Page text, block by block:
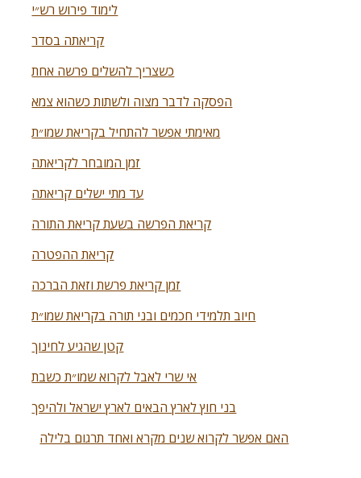
לימוד פירוש רש״י
קריאתה בסדר
כשצריך להשלים פרשה אחת
הפסקה לדבר מצוה ולשתות כשהוא צמא
מאימתי אפשר להתחיל בקריאת שמו״ת
זמן המובחר לקריאתה
עד מתי ישלים קריאתה
קריאת הפרשה בשעת קריאת התורה
קריאת ההפטרה
זמן קריאת פרשת וזאת הברכה
חיוב תלמידי חכמים ובני תורה בקריאת שמו״ת
קטן שהגיע לחינוך
אי שרי לאבל לקרוא שמו״ת כשבת
בני חוץ לארץ הבאים לארץ ישראל ולהיפך
האם אפשר לקרוא שנים מקרא ואחד תרגום בלילה